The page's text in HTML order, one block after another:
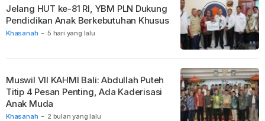
Khasanah - 5 hari yang lalu
Jelang HUT ke-81 RI, YBM PLN Dukung
Pendidikan Anak Berkebutuhan Khusus
Khasanah - 2 bulan yang lalu
Muswil VII KAHMI Bali: Abdullah Puteh
Titip 4 Pesan Penting, Ada Kaderisasi
Anak Muda